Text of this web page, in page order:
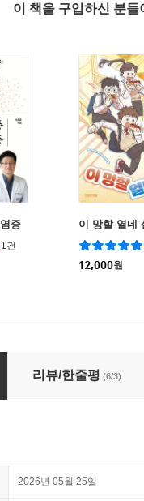
이 책을 구입하신 분
증
건
이 망할 열네
12,000원
리뷰/한줄평 (6/3)
2026년 05월 25일